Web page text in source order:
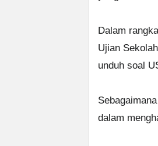
Dalam
Ujian
unduh soal
dalam